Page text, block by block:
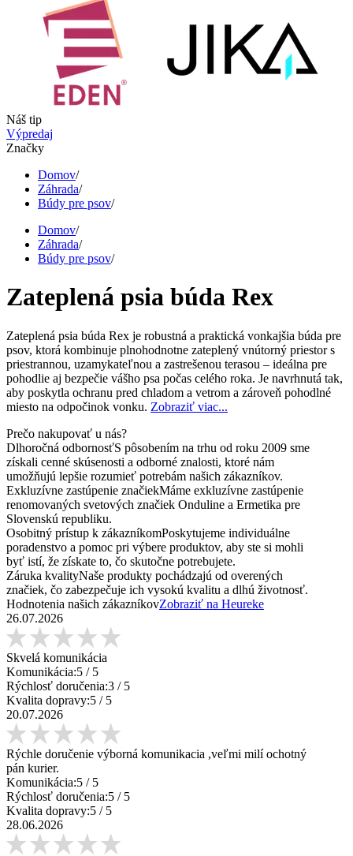
Náš tip
Výpredaj
Značky
Domov/
Záhrada/
Búdy pre psov/
Domov/
Záhrada/
Búdy pre psov/
Zateplená psia búda Rex
Zateplená psia búda Rex je robustná a praktická vonkajšia búda pre
psov, ktorá kombinuje plnohodnotne zateplený vnútorný priestor s
priestrannou, uzamykateľnou a zastrešenou terasou – ideálna pre
pohodlie aj bezpečie vášho psa počas celého roka. Je navrhnutá tak,
aby poskytla ochranu pred chladom a vetrom a zároveň pohodlné
miesto na odpočinok vonku. Zobraziť viac...
Prečo nakupovať u nás?
Dlhoročná odbornosťS pôsobením na trhu od roku 2009 sme
získali cenné skúsenosti a odborné znalosti, ktoré nám
umožňujú lepšie rozumieť potrebám našich zákazníkov.
Exkluzívne zastúpenie značiekMáme exkluzívne zastúpenie
renomovaných svetových značiek Onduline a Ermetika pre
Slovenskú republiku.
Osobitný prístup k zákazníkomPoskytujeme individuálne
poradenstvo a pomoc pri výbere produktov, aby ste si mohli
byť istí, že získate to, čo skutočne potrebujete.
Záruka kvalityNaše produkty pochádzajú od overených
značiek, čo zabezpečuje ich vysokú kvalitu a dlhú životnosť.
Hodnotenia našich zákazníkovZobraziť na Heureke
26.07.2026
Skvelá komunikácia
Komunikácia:5 / 5
Rýchlosť doručenia:3 / 5
Kvalita dopravy:5 / 5
20.07.2026
Rýchle doručenie výborná komunikacia ,veľmi milí ochotný
pán kurier.
Komunikácia:5 / 5
Rýchlosť doručenia:5 / 5
Kvalita dopravy:5 / 5
28.06.2026